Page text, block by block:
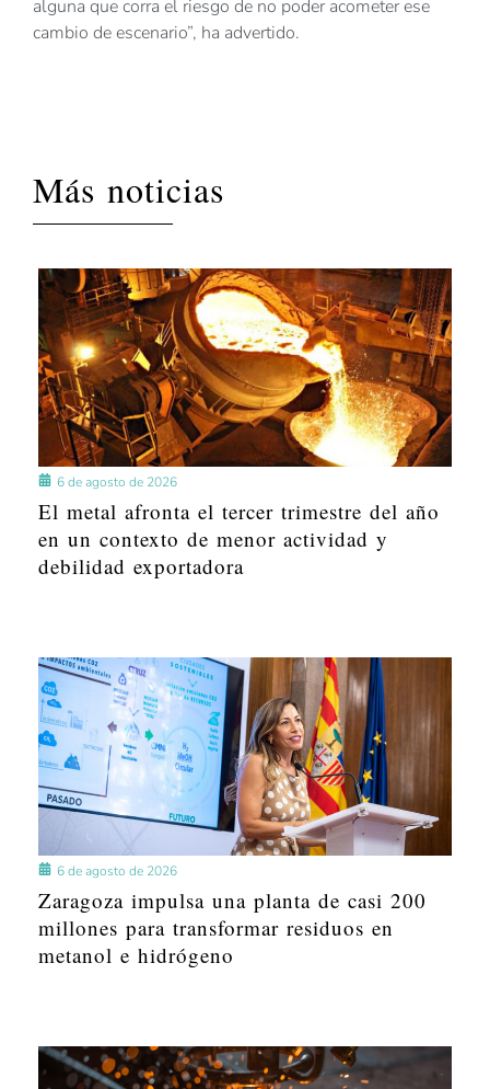
alguna que corra el riesgo de no poder acometer ese
cambio de escenario”, ha advertido.
Más noticias
6 de agosto de 2026
El metal afronta el tercer trimestre del año
en un contexto de menor actividad y
debilidad exportadora
6 de agosto de 2026
Zaragoza impulsa una planta de casi 200
millones para transformar residuos en
metanol e hidrógeno